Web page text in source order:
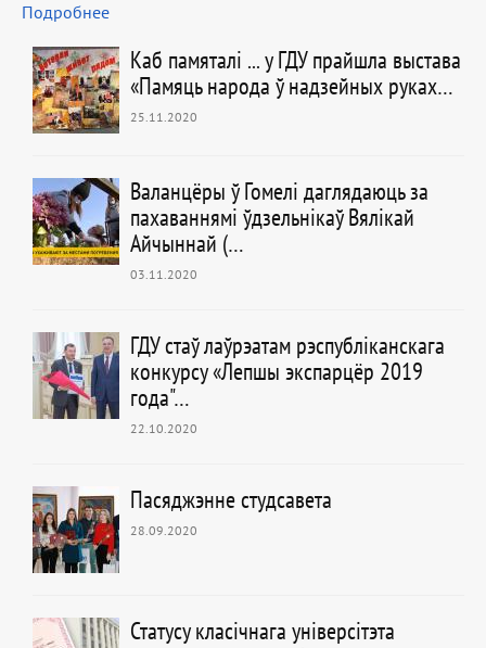
Подробнее
Каб памяталі ... у ГДУ прайшла выстава
«Памяць народа ў надзейных руках…
25.11.2020
Валанцёры ў Гомелі даглядаюць за
пахаваннямі ўдзельнікаў Вялікай
Айчыннай (…
03.11.2020
ГДУ стаў лаўрэатам рэспубліканскага
конкурсу «Лепшы экспарцёр 2019
года"…
22.10.2020
Пасяджэнне студсавета
28.09.2020
Статусу класічнага універсітэта